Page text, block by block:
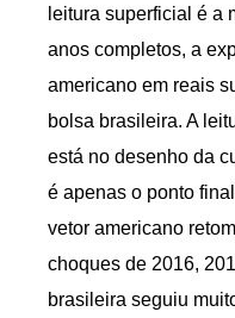
leitura superficial é a
anos completos, a
americano em reais
bolsa brasileira. A
está no desenho da
é apenas o ponto
vetor americano
choques de 2016,
brasileira seguiu